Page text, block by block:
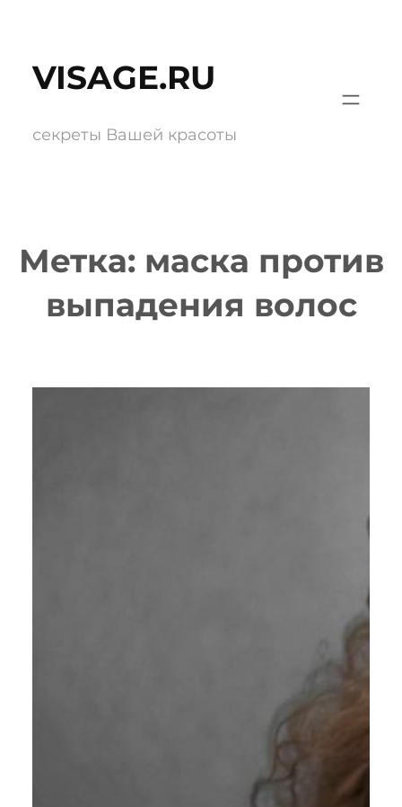
содержимому
VISAGE.RU
секреты Вашей красоты
Метка: маска против
выпадения волос